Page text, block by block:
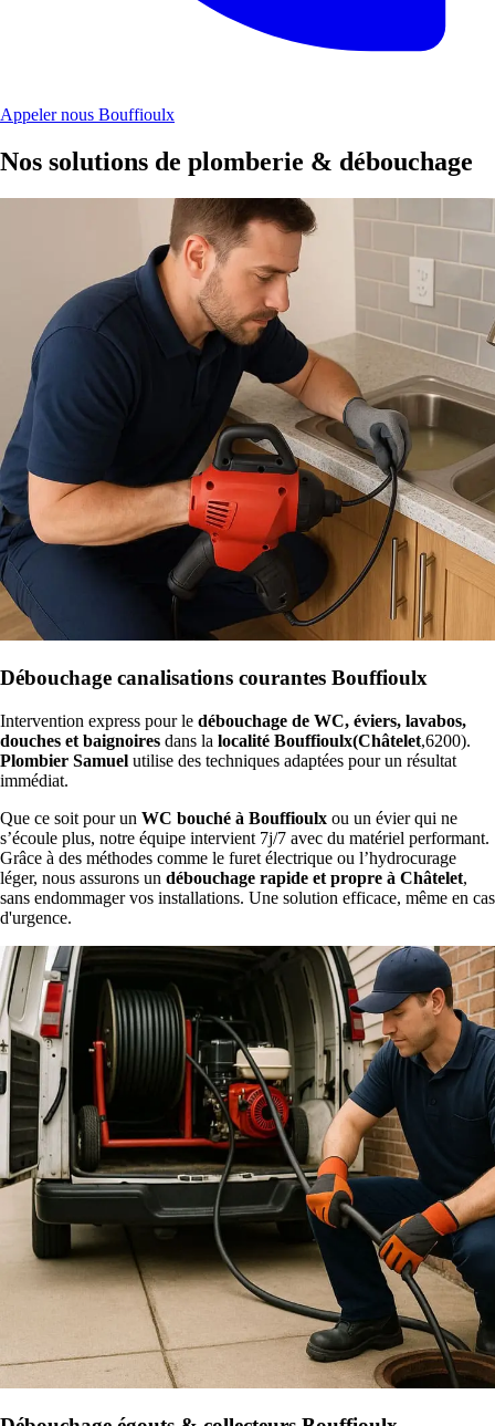
Appeler nous Bouffioulx
Nos solutions de plomberie & débouchage
Débouchage canalisations courantes Bouffioulx
Intervention express pour le débouchage de WC, éviers, lavabos,
douches et baignoires dans la localité Bouffioulx(Châtelet,6200).
Plombier Samuel utilise des techniques adaptées pour un résultat
immédiat.
Que ce soit pour un WC bouché à Bouffioulx ou un évier qui ne
s’écoule plus, notre équipe intervient 7j/7 avec du matériel performant.
Grâce à des méthodes comme le furet électrique ou l’hydrocurage
léger, nous assurons un débouchage rapide et propre à Châtelet,
sans endommager vos installations. Une solution efficace, même en cas
d'urgence.